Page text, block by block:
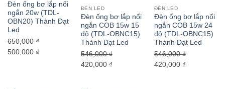
Đèn ống bơ lắp nổi
ngắn 20w (TDL-
OBN20) Thành Đạt
Led
650,000₫
Giá
500,000 ₫Giá
ĐÈN LED
Đèn ống bơ lắp nổi
ngắn COB 15w 15
độ (TDL-OBNC15)
Thành Đạt Led
546,000₫
Giá
420,000 ₫Giá
ĐÈN LED
Đèn ống bơ lắp nổi
ngắn COB 15w 24
độ (TDL-OBNC15)
Thành Đạt Led
546,000₫
Giá
420,000 ₫Giá